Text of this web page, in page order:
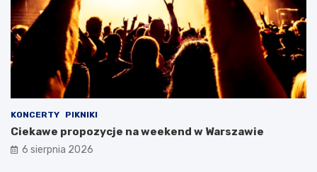
KONCERTY PIKNIKI
Ciekawe propozycje na weekend w Warszawie
6 sierpnia 2026